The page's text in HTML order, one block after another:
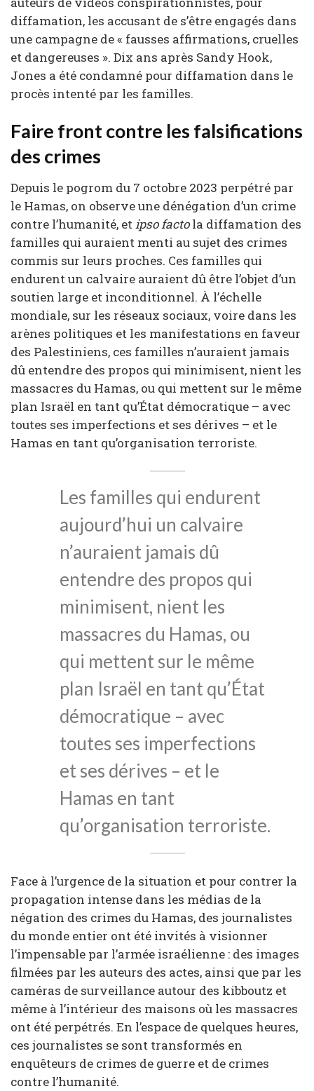
diffamation, les accusant de s’être engagés dans
une campagne de « fausses affirmations, cruelles
et dangereuses ». Dix ans après Sandy Hook,
Jones a été condamné pour diffamation dans le
procès intenté par les familles.
Faire front contre les falsifications
des crimes
Depuis le pogrom du 7 octobre 2023 perpétré par
le Hamas, on observe une dénégation d’un crime
contre l’humanité, etipso factola diffamation des
familles qui auraient menti au sujet des crimes
commis sur leurs proches. Ces familles qui
endurent un calvaire auraient dû être l’objet d’un
soutien large et inconditionnel. À l’échelle
mondiale, sur les réseaux sociaux, voire dans les
arènes politiques et les manifestations en faveur
des Palestiniens, ces familles n’auraient jamais
dû entendre des propos qui minimisent, nient les
massacres du Hamas, ou qui mettent sur le même
plan Israël en tant qu’État démocratique – avec
toutes ses imperfections et ses dérives – et le
Hamas en tant qu’organisation terroriste.
Les familles qui endurent
aujourd’hui un calvaire
n’auraient jamais dû
entendre des propos qui
minimisent, nient les
massacres du Hamas, ou
qui mettent sur le même
plan Israël en tant qu’État
démocratique – avec
toutes ses imperfections
et ses dérives – et le
Hamas en tant
qu’organisation terroriste.
Face à l’urgence de la situation et pour contrer la
propagation intense dans les médias de la
négation des crimes du Hamas, des journalistes
du monde entier ont été invités à visionner
l’impensable par l’armée israélienne : des images
filmées par les auteurs des actes, ainsi que par les
caméras de surveillance autour des kibboutz et
même à l’intérieur des maisons où les massacres
ont été perpétrés. En l’espace de quelques heures,
ces journalistes se sont transformés en
enquêteurs de crimes de guerre et de crimes
contre l’humanité.